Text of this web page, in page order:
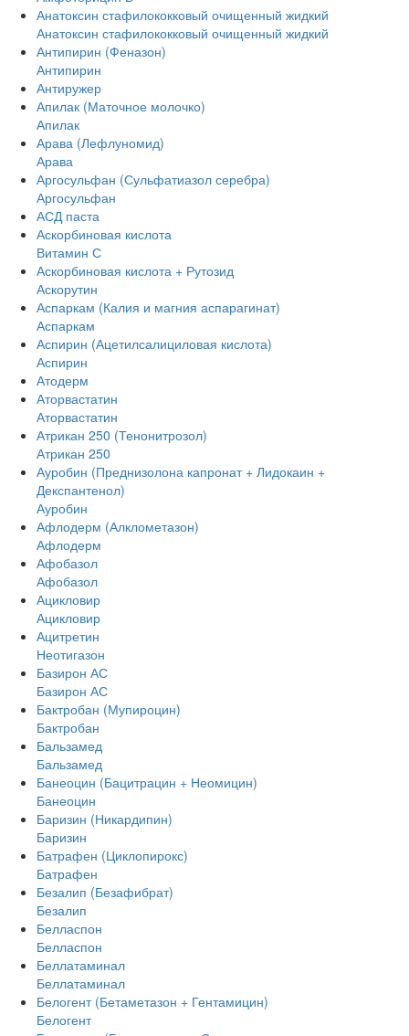
Анатоксин стафилококковый очищенный жидкий
Анатоксин стафилококковый очищенный жидкий
Антипирин (Феназон)
Антипирин
Антиружер
Апилак (Маточное молочко)
Апилак
Арава (Лефлуномид)
Арава
Аргосульфан (Сульфатиазол серебра)
Аргосульфан
АСД паста
Аскорбиновая кислота
Витамин С
Аскорбиновая кислота + Рутозид
Аскорутин
Аспаркам (Калия и магния аспарагинат)
Аспаркам
Аспирин (Ацетилсалициловая кислота)
Аспирин
Атодерм
Аторвастатин
Аторвастатин
Атрикан 250 (Тенонитрозол)
Атрикан 250
Ауробин (Преднизолона капронат + Лидокаин +
Декспантенол)
Ауробин
Афлодерм (Алклометазон)
Афлодерм
Афобазол
Афобазол
Ацикловир
Ацикловир
Ацитретин
Неотигазон
Базирон АС
Базирон АС
Бактробан (Мупироцин)
Бактробан
Бальзамед
Бальзамед
Банеоцин (Бацитрацин + Неомицин)
Банеоцин
Баризин (Никардипин)
Баризин
Батрафен (Циклопирокс)
Батрафен
Безалип (Безафибрат)
Безалип
Белласпон
Белласпон
Беллатаминал
Беллатаминал
Белогент (Бетаметазон + Гентамицин)
Белогент